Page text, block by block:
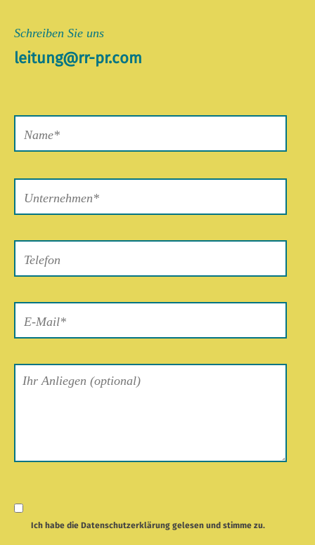
Schreiben Sie uns
leitung@rr-pr.com
lasse
dieses
Feld
leer.
Ich habe dieDatenschutzerklärung gelesen und stimme zu.